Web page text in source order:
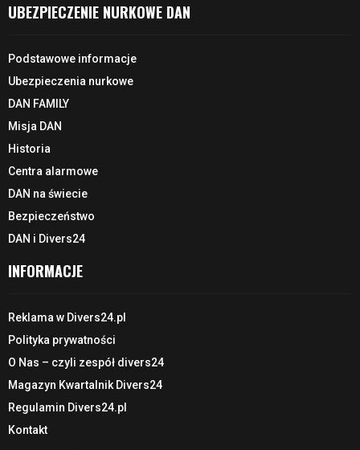
UBEZPIECZENIE NURKOWE DAN
Podstawowe informacje
Ubezpieczenia nurkowe
DAN FAMILY
Misja DAN
Historia
Centra alarmowe
DAN na świecie
Bezpieczeństwo
DAN i Divers24
INFORMACJE
Reklama w Divers24.pl
Polityka prywatności
O Nas – czyli zespół divers24
Magazyn Kwartalnik Divers24
Regulamin Divers24.pl
Kontakt